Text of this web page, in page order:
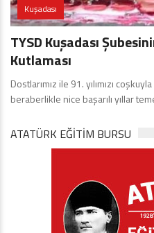
Kuşadası
TYSD Kuşadası
Kutlaması
Dostlarımız ile 91. yılımızı
beraberlikle nice başarılı yıllar
ATATÜRK EĞITIM BURSU